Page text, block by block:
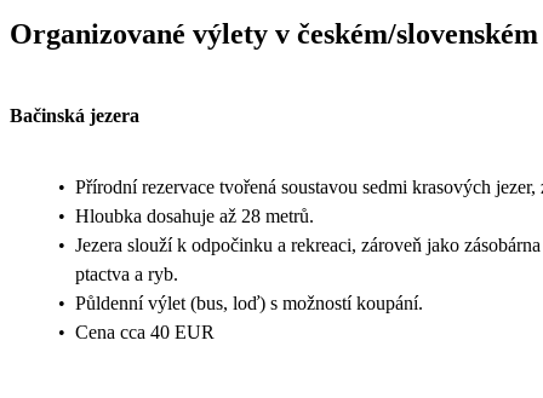
Organizované výlety v českém/
Bačinská jezera
• Přírodní rezervace tvořená soustavou sedmi krasových
• Hloubka dosahuje až 28 metrů.
• Jezera slouží k odpočinku a rekreaci, zároveň jako
ptactva a ryb.
• Půldenní výlet (bus, loď) s možností koupání.
• Cena cca 40 EUR